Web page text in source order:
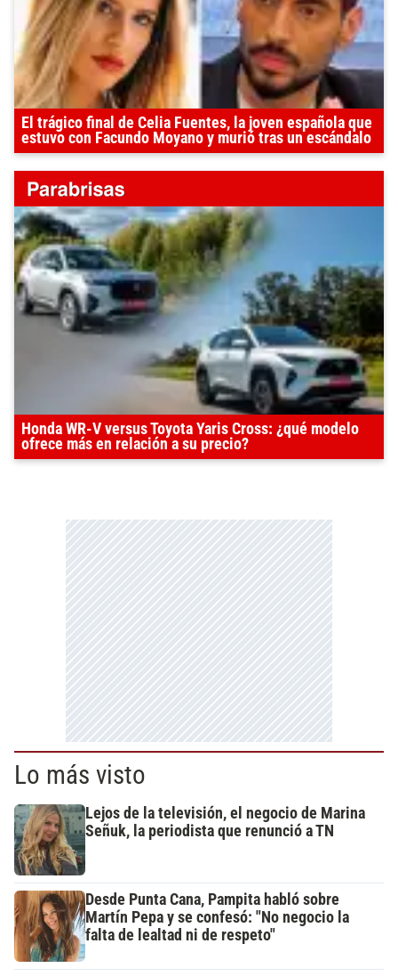
El trágico final de Celia Fuentes, la joven española que
estuvo con Facundo Moyano y murió tras un escándalo
Honda WR-V versus Toyota Yaris Cross: ¿qué modelo
ofrece más en relación a su precio?
Lo más visto
Lejos de la televisión, el negocio de Marina
Señuk, la periodista que renunció a TN
Desde Punta Cana, Pampita habló sobre
Martín Pepa y se confesó: "No negocio la
falta de lealtad ni de respeto"